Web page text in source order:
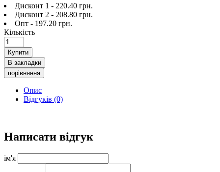
Дисконт 1 - 220.40 грн.
Дисконт 2 - 208.80 грн.
Опт - 197.20 грн.
Кількість
Купити
В закладки
порівняння
Опис
Відгуків (0)
Написати відгук
ім'я